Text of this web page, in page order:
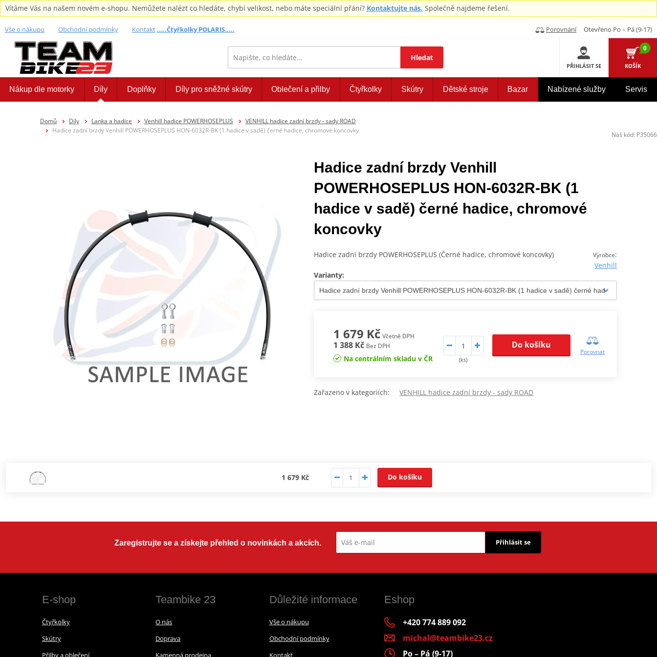
Vítáme Vás na našem novém e-shopu. Nemůžete nalézt co hledáte, chybí velikost, nebo máte speciální přání? Kontaktujte nás. Společně najdeme řešení.
Vše o nákupu Obchodní podmínky Kontakt.....Čtyřkolky POLARIS..... Porovnání Otevřeno Po – Pá (9-17)
Hledat
PŘIHLÁSIT SE
0
KOŠÍK
Nákup dle motorky Díly Doplňky Díly pro sněžné skútry Oblečení a přilby Čtyřkolky Skútry Dětské stroje Bazar Nabízené služby Servis
Domů Díly Lanka a hadice Venhill hadice POWERHOSEPLUS
VENHILL hadice zadní brzdy - sady ROAD
Hadice zadní brzdy Venhill POWERHOSEPLUS HON-6032R-BK (1 hadice v sadě) černé hadice, chromové koncovky
Hadice zadní brzdy Venhill
POWERHOSEPLUS HON-6032R-BK (1
hadice v sadě) černé hadice, chromové
koncovky
Výrobce:
Venhill
Hadice zadní brzdy POWERHOSEPLUS (Černé hadice, chromové koncovky)
Varianty:
1 679 Kč Včetně DPH
1 388 Kč Bez DPH
Na centrálním skladu v ČR (ks)
Do košíku
Porovnat
Zařazeno v kategoriích: VENHILL hadice zadní brzdy - sady ROAD
1 679 Kč Do košíku
Náš kód: P35066
Zaregistrujte se a získejte přehled o novinkách a akcích. Přihlásit se
E-shop
Čtyřkolky
Skútry
Přilby a oblečení
Teambike 23
O nás
Doprava
Kamenná prodejna
Důležité informace
Vše o nákupu
Obchodní podmínky
Kontakt
Eshop
+420 774 889 092
michal@teambike23.cz
Po – Pá (9-17)